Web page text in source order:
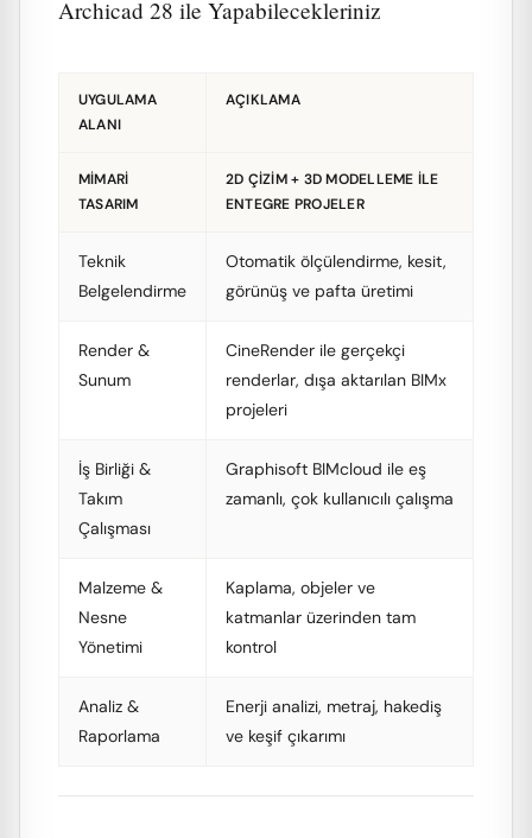
Archicad 28 ile Yapabilecekleriniz
UYGULAMA
ALANI
AÇIKLAMA
MIMARI
TASARIM
2D ÇIZIM + 3D MODELLEME ILE
ENTEGRE PROJELER
Teknik
Belgelendirme
Otomatik ölçülendirme, kesit,
görünüş ve pafta üretimi
Render &
Sunum
CineRender ile gerçekçi
renderlar, dışa aktarılan BIMx
projeleri
İş Birliği &
Takım
Çalışması
Graphisoft BIMcloud ile eş
zamanlı, çok kullanıcılı çalışma
Malzeme &
Nesne
Yönetimi
Kaplama, objeler ve
katmanlar üzerinden tam
kontrol
Analiz &
Raporlama
Enerji analizi, metraj, hakediş
ve keşif çıkarımı